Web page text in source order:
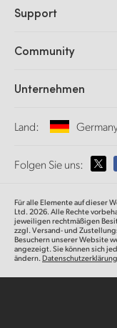
DaVinci Resolve und
Ultimatte
Aufzeichnung und
Norm- und
Netzwerkspeicher
Signalverteilung und
Streaming und
Support
Support-Center
Community
Unternehmen
Informationen über uns
Medien
Land:
Wählen Sie Ihr
Australia
Austria
Folgen Sie uns:
Für alle Elemente auf dieser
Ltd. 2026. Alle Rechte
jeweiligen rechtmäßigen
zzgl. Versand- und
Besuchern unserer Website
angezeigt. Sie können sich
ändern.Datenschutzerklärung